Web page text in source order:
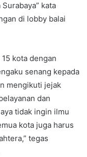
kata
di lobby balai
kota dengan
senang kepada
mengikuti jejak
dan
tidak ingin ilmu
kota juga harus
tegas